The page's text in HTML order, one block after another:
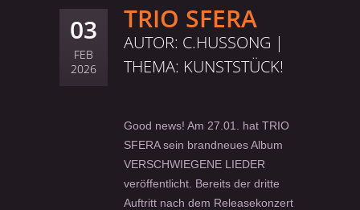
03
FEB
2026
TRIO SFERA
AUTOR: C.HUSSONG |
THEMA: KUNSTSTÜCK!
Good news! Am 27.01. hat TRIO
SFERA sein brandneues Album
VERSCHWIEGENE LIEDER
veröffentlicht. Bereits der dritte
Auftritt nach dem Releasekonzert